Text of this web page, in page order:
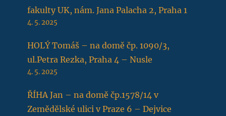
fakulty UK, nám. Jana Palacha 2, Praha 1
4. 5. 2025
HOLÝ Tomáš – na domě čp. 1090/3,
ul.Petra Rezka, Praha 4 – Nusle
4. 5. 2025
ŘÍHA Jan – na domě čp.1578/14 v
Zemědělské ulici v Praze 6 – Dejvice